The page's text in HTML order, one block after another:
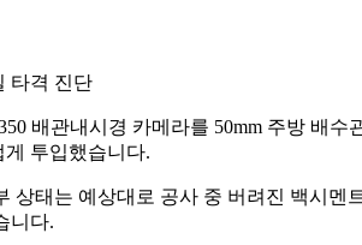
타격 진단
배관내시경 카메라를 50mm 주방 배수
투입했습니다.
상태는 예상대로 공사 중 버려진 백시멘
니다.